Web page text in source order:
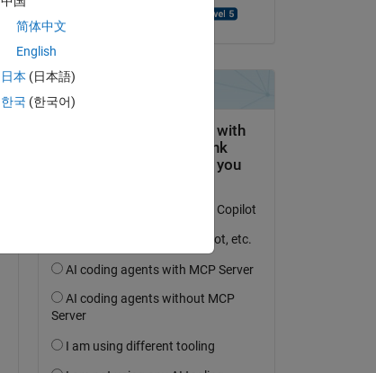
简体中文
English
日本 (日本語)
한국 (한국어)